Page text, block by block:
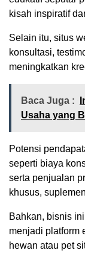
kisah inspiratif
Selain itu, situs
konsultasi,
meningkatkan
Baca Juga :
Usaha yang
Potensi
seperti biaya
serta penjualan
khusus,
Bahkan, bisnis
menjadi platform
hewan atau pet